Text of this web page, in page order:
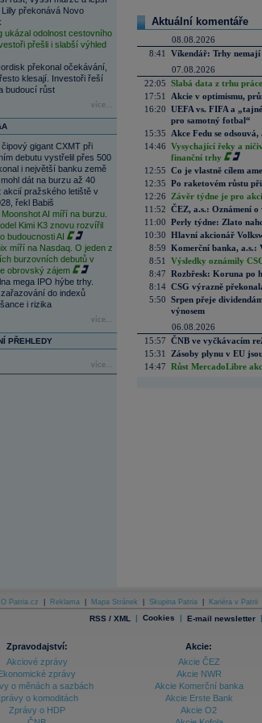
překonává Novo
ukázal odolnost cestovního
přešli i slabší výhled
překonal očekávání,
klesají. Investoři řeší
budoucí růst
více...
gigant CXMT při
debutu vystřelil přes 500
i největší banku země
dát na burzu až 40
akcií pražského letiště v
řekl Babiš
AI míří na burzu.
Kimi K3 znovu rozvířil
budoucnosti AI
míří na Nasdaq. O jeden z
burzovních debutů v
obrovský zájem
mega IPO hýbe trhy.
do indexů
i rizika
více...
PŘEHLEDY
více...
Aktuální komentáře
08.08.2026
8:41
Víkendář: Trhy
07.08.2026
22:05 Slabá data z trhu
17:51
Akcie v optimismu,
16:20 UEFA vs. FIFA a
pro samotný fotbal“
15:35
Akce Fedu se
14:46 Vysychající řeky a
finanční trhy
12:55 Co je vlastně cílem
12:35 Po raketovém růstu
12:26
Závěr týdne je pro
11:52 ČEZ, a.s.: Oznámení
11:00 Perly týdne: Zlato
10:30 Hlavní akcionář
8:59 Komerční banka, a.s.:
8:51
Výsledky oznámily
8:47 Rozbřesk: Koruna po
8:14 CSG výrazně
5:50 Srpen přeje
výnosem
06.08.2026
15:57 ČNB ve vyčkávacím
15:31
Zásoby plynu v EU
14:47 Růst MercadoLibre
O Patria.cz Reklama Mapa Stránek Skupina Patria Kariéra v Patrii
RSS / XML | Cookies | E-mail newsletter |
Zpravodajství:
Akciové zprávy
zprávy
o měnách a sazbách
o komoditách
Zprávy o HDP
Akcie:
Akcie ČEZ
Akcie NWR
Akcie Komerční banka
Akcie Erste Bank
Akcie O2